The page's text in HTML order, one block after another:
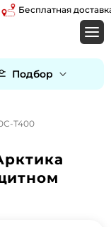
Бесплатная доставка
Подбор
Т400